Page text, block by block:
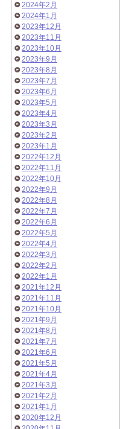
2024年2月
2024年1月
2023年12月
2023年11月
2023年10月
2023年9月
2023年8月
2023年7月
2023年6月
2023年5月
2023年4月
2023年3月
2023年2月
2023年1月
2022年12月
2022年11月
2022年10月
2022年9月
2022年8月
2022年7月
2022年6月
2022年5月
2022年4月
2022年3月
2022年2月
2022年1月
2021年12月
2021年11月
2021年10月
2021年9月
2021年8月
2021年7月
2021年6月
2021年5月
2021年4月
2021年3月
2021年2月
2021年1月
2020年12月